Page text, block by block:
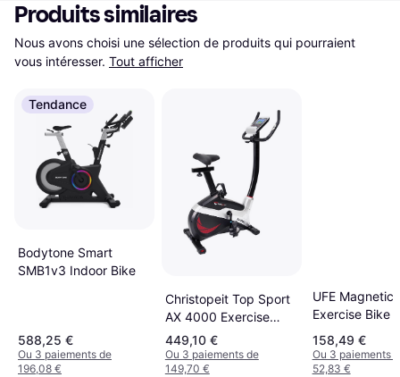
Produits similaires
Nous avons choisi une sélection de produits qui pourraient
vous intéresser. Tout afficher
Tendance
Bodytone Smart
SMB1v3 Indoor Bike
588,25 €
Ou 3 paiements de
196,08 €
Christopeit Top Sport
AX 4000 Exercise
Bike
449,10 €
Ou 3 paiements de
149,70 €
UFE Magnetic
Exercise Bike
Urban Fitness
158,49 €
Ou 3 paiements
52,83 €